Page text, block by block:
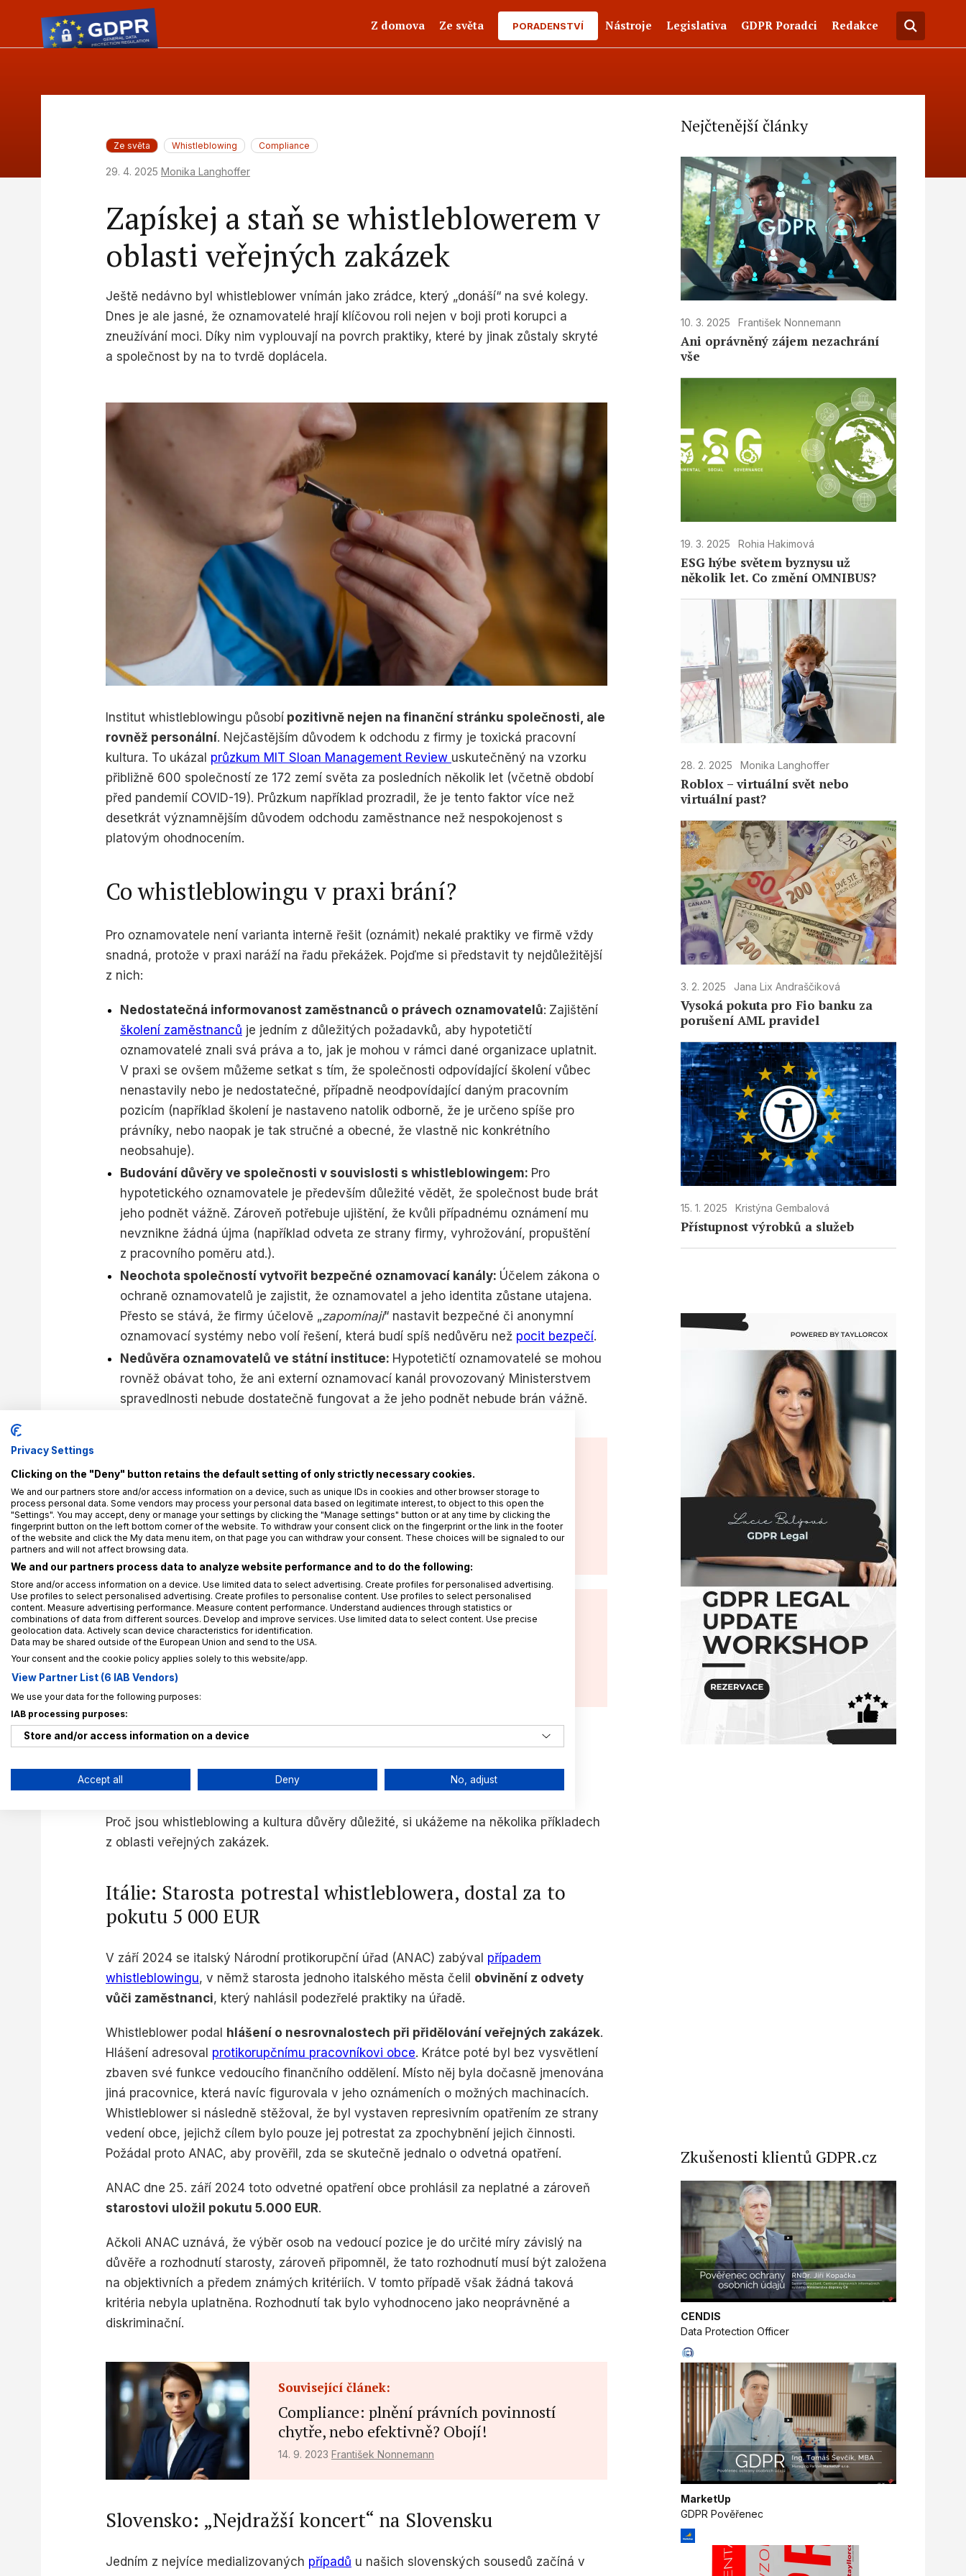
Z domova Ze světa PORADENSTVÍ Nástroje Legislativa GDPR Poradci Redakce
Ze světa Whistleblowing Compliance
29. 4. 2025 Monika Langhoffer
Zapískej a staň se whistleblowerem v
oblasti veřejných zakázek
Ještě nedávno byl whistleblower vnímán jako zrádce, který „donáší“ na své kolegy.
Dnes je ale jasné, že oznamovatelé hrají klíčovou roli nejen v boji proti korupci a
zneužívání moci. Díky nim vyplouvají na povrch praktiky, které by jinak zůstaly skryté
a společnost by na to tvrdě doplácela.
Institut whistleblowingu působí pozitivně nejen na finanční stránku společnosti, ale
rovněž personální. Nejčastějším důvodem k odchodu z firmy je toxická pracovní
kultura. To ukázal průzkum MIT Sloan Management Review uskutečněný na vzorku
přibližně 600 společností ze 172 zemí světa za posledních několik let (včetně období
před pandemií COVID-19). Průzkum například prozradil, že je tento faktor více než
desetkrát významnějším důvodem odchodu zaměstnance než nespokojenost s
platovým ohodnocením.
Co whistleblowingu v praxi brání?
Pro oznamovatele není varianta interně řešit (oznámit) nekalé praktiky ve firmě vždy
snadná, protože v praxi naráží na řadu překážek. Pojďme si představit ty nejdůležitější
z nich:
Nedostatečná informovanost zaměstnanců o právech oznamovatelů: Zajištění
školení zaměstnanců je jedním z důležitých požadavků, aby hypotetičtí
oznamovatelé znali svá práva a to, jak je mohou v rámci dané organizace uplatnit.
V praxi se ovšem můžeme setkat s tím, že společnosti odpovídající školení vůbec
nenastavily nebo je nedostatečné, případně neodpovídající daným pracovním
pozicím (například školení je nastaveno natolik odborně, že je určeno spíše pro
právníky, nebo naopak je tak stručné a obecné, že vlastně nic konkrétního
neobsahuje).
Budování důvěry ve společnosti v souvislosti s whistleblowingem: Pro
hypotetického oznamovatele je především důležité vědět, že společnost bude brát
jeho podnět vážně. Zároveň potřebuje ujištění, že kvůli případnému oznámení mu
nevznikne žádná újma (například odveta ze strany firmy, vyhrožování, propuštění
z pracovního poměru atd.).
Neochota společností vytvořit bezpečné oznamovací kanály: Účelem zákona o
ochraně oznamovatelů je zajistit, že oznamovatel a jeho identita zůstane utajena.
Přesto se stává, že firmy účelově „zapomínají“ nastavit bezpečné či anonymní
oznamovací systémy nebo volí řešení, která budí spíš nedůvěru než pocit bezpečí.
Nedůvěra oznamovatelů ve státní instituce: Hypotetičtí oznamovatelé se mohou
rovněž obávat toho, že ani externí oznamovací kanál provozovaný Ministerstvem
spravedlnosti nebude dostatečně fungovat a že jeho podnět nebude brán vážně.
Ochrana oznamovatelů v praxi:
Ministerstvo spravedlnosti bilancuje rok
2024
Související článek:
Whistleblowing Officer: nová příležitost
pro GDPR pověřence?
Případy whistleblowingu v oblasti veřejných
zakázek
Proč jsou whistleblowing a kultura důvěry důležité, si ukážeme na několika příkladech
z oblasti veřejných zakázek.
Itálie: Starosta potrestal whistleblowera, dostal za to
pokutu 5 000 EUR
V září 2024 se italský Národní protikorupční úřad (ANAC) zabýval případem
whistleblowingu, v němž starosta jednoho italského města čelil obvinění z odvety
vůči zaměstnanci, který nahlásil podezřelé praktiky na úřadě.
Whistleblower podal hlášení o nesrovnalostech při přidělování veřejných zakázek.
Hlášení adresoval protikorupčnímu pracovníkovi obce. Krátce poté byl bez vysvětlení
zbaven své funkce vedoucího finančního oddělení. Místo něj byla dočasně jmenována
jiná pracovnice, která navíc figurovala v jeho oznámeních o možných machinacích.
Whistleblower si následně stěžoval, že byl vystaven represivním opatřením ze strany
vedení obce, jejichž cílem bylo pouze jej potrestat za zpochybnění jejich činnosti.
Požádal proto ANAC, aby prověřil, zda se skutečně jednalo o odvetná opatření.
ANAC dne 25. září 2024 toto odvetné opatření obce prohlásil za neplatné a zároveň
starostovi uložil pokutu 5.000 EUR.
Ačkoli ANAC uznává, že výběr osob na vedoucí pozice je do určité míry závislý na
důvěře a rozhodnutí starosty, zároveň připomněl, že tato rozhodnutí musí být založena
na objektivních a předem známých kritériích. V tomto případě však žádná taková
kritéria nebyla uplatněna. Rozhodnutí tak bylo vyhodnoceno jako neoprávněné a
diskriminační.
Související článek:
Compliance: plnění právních povinností
chytře, nebo efektivně? Obojí!
14. 9. 2023 František Nonnemann
Slovensko: „Nejdražší koncert“ na Slovensku
Jedním z nejvíce medializovaných případů u našich slovenských sousedů začíná v
Nejčtenější články
10. 3. 2025 František Nonnemann
Ani oprávněný zájem nezachrání
vše
19. 3. 2025 Rohia Hakimová
ESG hýbe světem byznysu už
několik let. Co změní OMNIBUS?
28. 2. 2025 Monika Langhoffer
Roblox – virtuální svět nebo
virtuální past?
3. 2. 2025 Jana Lix Andraščiková
Vysoká pokuta pro Fio banku za
porušení AML pravidel
15. 1. 2025 Kristýna Gembalová
Přístupnost výrobků a služeb
Zkušenosti klientů GDPR.cz
CENDIS
Data Protection Officer
MarketUp
GDPR Pověřenec
Privacy Settings
Clicking on the "Deny" button retains the default setting of only strictly necessary cookies.
We and our partners store and/or access information on a device, such as unique IDs in cookies and other browser storage to
process personal data. Some vendors may process your personal data based on legitimate interest, to object to this open the
"Settings". You may accept, deny or manage your settings by clicking the "Manage settings" button or at any time by clicking the
fingerprint button on the left bottom corner of the website. To withdraw your consent click on the fingerprint or the link in the footer
of the website and click the My data menu item, on that page you can withdraw your consent. These choices will be signaled to our
partners and will not affect browsing data.
We and our partners process data to analyze website performance and to do the following:
Store and/or access information on a device. Use limited data to select advertising. Create profiles for personalised advertising.
Use profiles to select personalised advertising. Create profiles to personalise content. Use profiles to select personalised
content. Measure advertising performance. Measure content performance. Understand audiences through statistics or
combinations of data from different sources. Develop and improve services. Use limited data to select content. Use precise
geolocation data. Actively scan device characteristics for identification.
Data may be shared outside of the European Union and send to the USA.
Your consent and the cookie policy applies solely to this website/app.
View Partner List (6 IAB Vendors)
We use your data for the following purposes:
IAB processing purposes:
Store and/or access information on a device
Use profiles to select personalised advertising
Use profiles to select personalised content
Measure advertising performance
Understand audiences through statistics or combinations of data from different
Use limited data to select content
Use precise geolocation data
Identify devices based on information actively requested
Accept all Deny No, adjust